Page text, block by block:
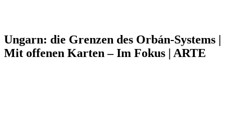
Ungarn: die Grenzen des Orbán-Systems |
Mit offenen Karten – Im Fokus | ARTE